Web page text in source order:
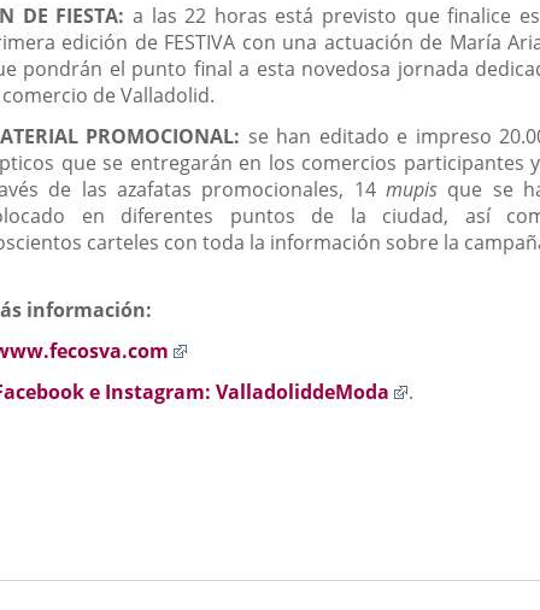
DE FIESTA: a las 22 horas está previsto que finalice
edición de FESTIVA con una actuación de María
pondrán el punto final a esta novedosa jornada
de Valladolid.
PROMOCIONAL: se han editado e impreso
que se entregarán en los comercios participantes
de las azafatas promocionales, 14 mupis que se
en diferentes puntos de la ciudad, así
carteles con toda la información sobre la
información:
una
e Instagram: ValladoliddeModa
Enlace
.